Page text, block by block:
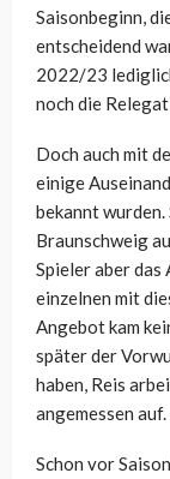
Saisonbeginn,
entscheidend
2022/23
noch die
Doch auch mit
einige
bekannt
Braunschweig
Spieler aber das
einzelnen mit
Angebot kam
später der
haben, Reis
angemessen auf.
Schon vor